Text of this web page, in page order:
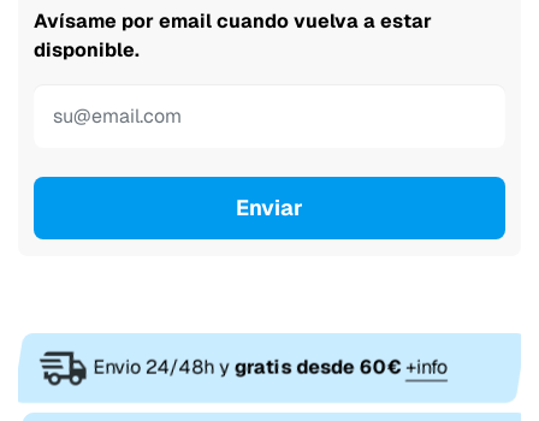
Avísame por email cuando vuelva a estar
disponible.
Enviar
Envio 24/48h ygratis desde 60€+info